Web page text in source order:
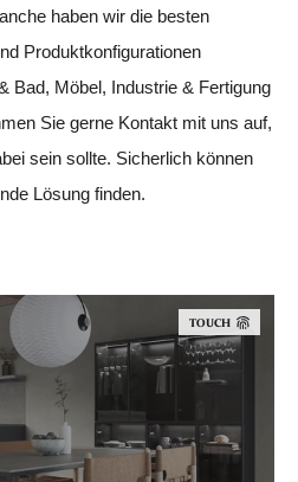
haben wir die besten
Produktkonfigurationen
Bad, Möbel, Industrie & Fertigung
Sie gerne Kontakt mit uns auf,
sein sollte. Sicherlich können
Lösung finden.
TOUCH